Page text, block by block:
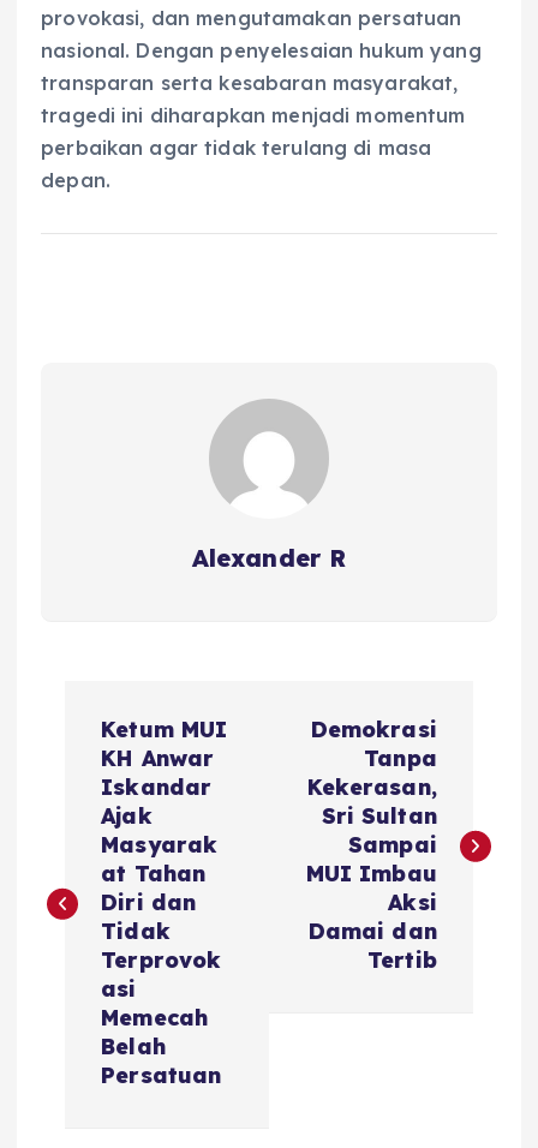
provokasi, dan mengutamakan persatuan
nasional. Dengan penyelesaian hukum yang
transparan serta kesabaran masyarakat,
tragedi ini diharapkan menjadi momentum
perbaikan agar tidak terulang di masa
depan.
Alexander R
t
Ketum MUI
KH Anwar
Iskandar
Ajak
Masyarak
at Tahan
Diri dan
Tidak
Terprovok
asi
Memecah
Belah
Persatuan
Demokrasi
Tanpa
Kekerasan,
Sri Sultan
Sampai
MUI Imbau
Aksi
Damai dan
Tertib